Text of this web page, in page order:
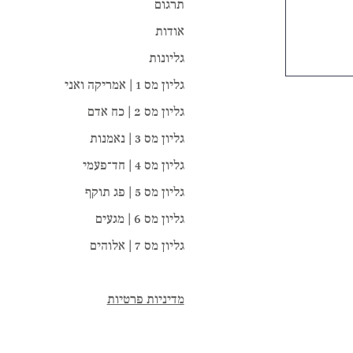
תרגום
אודות
גליונות
גליון מס 1 | אמריקה ואני
גליון מס 2 | כח אדם
גליון מס 3 | נאמנות
גליון מס 4 | חד־פעמי
גליון מס 5 | פג תוקף
גליון מס 6 | מגעים
גליון מס 7 | אלוהים
מדיניות פרטיות